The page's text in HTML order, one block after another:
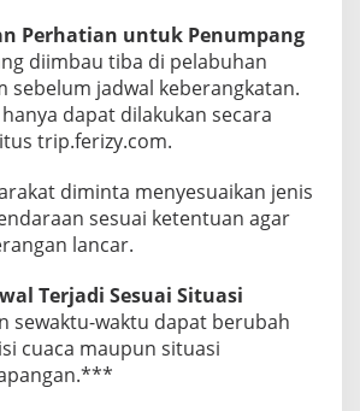
Perhatian untuk Penumpang
diimbau tiba di pelabuhan
sebelum jadwal keberangkatan.
dapat dilakukan secara
trip.ferizy.com.
diminta menyesuaikan jenis
sesuai ketentuan agar
lancar.
Terjadi Sesuai Situasi
sewaktu-waktu dapat berubah
cuaca maupun situasi